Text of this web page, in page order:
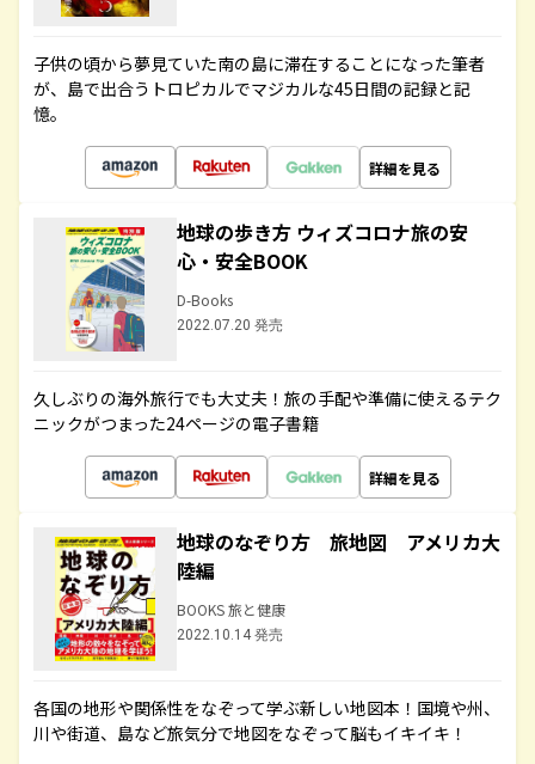
子供の頃から夢見ていた南の島に滞在することになった筆者
が、島で出合うトロピカルでマジカルな45日間の記録と記
憶。
詳細を見る
地球の歩き方 ウィズコロナ旅の安
心・安全BOOK
D-Books
2022.07.20 発売
久しぶりの海外旅行でも大丈夫！旅の手配や準備に使えるテク
ニックがつまった24ページの電子書籍
詳細を見る
地球のなぞり方 旅地図 アメリカ大
陸編
BOOKS 旅と健康
2022.10.14 発売
各国の地形や関係性をなぞって学ぶ新しい地図本！国境や州、
川や街道、島など旅気分で地図をなぞって脳もイキイキ！